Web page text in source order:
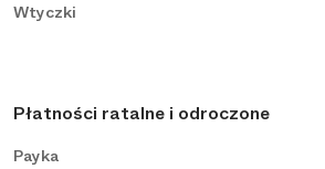
Wtyczki
Płatności ratalne i odroczone
Payka